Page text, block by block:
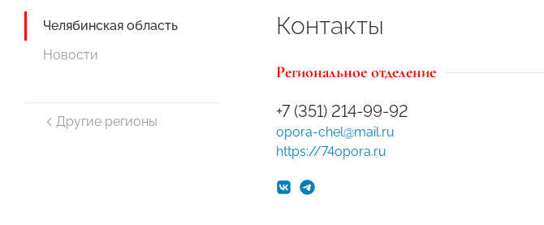
Челябинская область
Новости
Другие регионы
Контакты
Региональное отделение
+7 (351) 214-99-92
opora-chel@mail.ru
https://74opora.ru